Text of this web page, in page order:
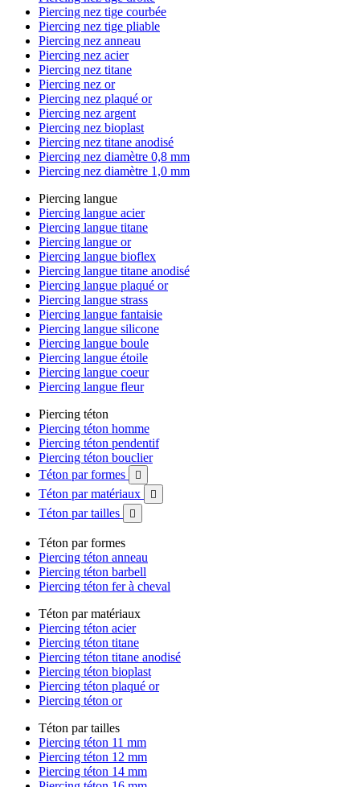
Piercing nez tige courbée
Piercing nez tige pliable
Piercing nez anneau
Piercing nez acier
Piercing nez titane
Piercing nez or
Piercing nez plaqué or
Piercing nez argent
Piercing nez bioplast
Piercing nez titane anodisé
Piercing nez diamètre 0,8 mm
Piercing nez diamètre 1,0 mm
Piercing langue
Piercing langue acier
Piercing langue titane
Piercing langue or
Piercing langue bioflex
Piercing langue titane anodisé
Piercing langue plaqué or
Piercing langue strass
Piercing langue fantaisie
Piercing langue silicone
Piercing langue boule
Piercing langue étoile
Piercing langue coeur
Piercing langue fleur
Piercing téton
Piercing téton homme
Piercing téton pendentif
Piercing téton bouclier
Téton par formes

Téton par matériaux 
Téton par tailles 
Téton par formes
Piercing téton anneau
Piercing téton barbell
Piercing téton fer à cheval
Téton par matériaux
Piercing téton acier
Piercing téton titane
Piercing téton titane anodisé
Piercing téton bioplast
Piercing téton plaqué or
Piercing téton or
Téton par tailles
Piercing téton 11 mm
Piercing téton 12 mm
Piercing téton 14 mm